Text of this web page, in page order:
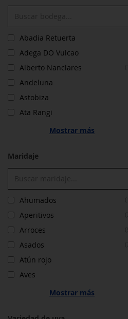
Abadia Retuerta
Adega DO Vulcao
Alberto Nanclares
Andeluna
Astobiza
Ata Rangi
Mostrar más
Maridaje
Ahumados
Aperitivos
Arroces
Asados
Atún rojo
Aves
Mostrar más